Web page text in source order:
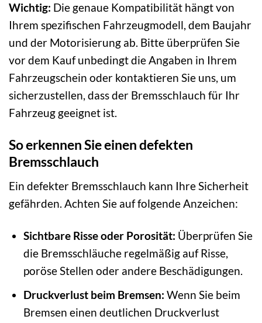
Wichtig: Die genaue Kompatibilität hängt von
Ihrem spezifischen Fahrzeugmodell, dem Baujahr
und der Motorisierung ab. Bitte überprüfen Sie
vor dem Kauf unbedingt die Angaben in Ihrem
Fahrzeugschein oder kontaktieren Sie uns, um
sicherzustellen, dass der Bremsschlauch für Ihr
Fahrzeug geeignet ist.
So erkennen Sie einen defekten
Bremsschlauch
Ein defekter Bremsschlauch kann Ihre Sicherheit
gefährden. Achten Sie auf folgende Anzeichen:
Sichtbare Risse oder Porosität: Überprüfen Sie
die Bremsschläuche regelmäßig auf Risse,
poröse Stellen oder andere Beschädigungen.
Druckverlust beim Bremsen: Wenn Sie beim
Bremsen einen deutlichen Druckverlust